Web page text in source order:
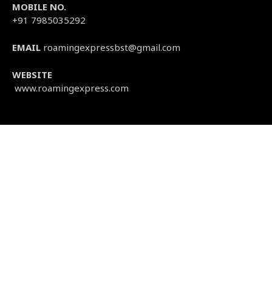
MOBILE NO.
+91 7985035292
EMAIL roamingexpressbst@gmail.com
WEBSITE
www.roamingexpress.com